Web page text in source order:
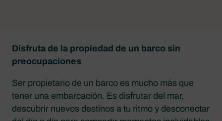
Disfruta de la propiedad de un barco sin
preocupaciones
Ser propietario de un barco es mucho más que
tener una embarcación. Es disfrutar del mar,
descubrir nuevos destinos a tu ritmo y desconectar